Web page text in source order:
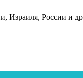
Израиля, России и